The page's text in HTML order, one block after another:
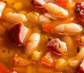
ADAUGĂ ÎN COȘ